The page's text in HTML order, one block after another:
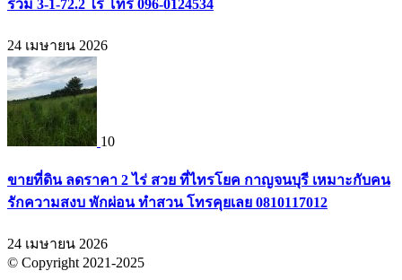
รวม 3-1-72.2 ไร่ โทร 096-0124534
24 เมษายน 2026
10
ขายที่ดิน ลดราคา 2 ไร่ สวย ที่ไทรโยค กาญจนบุรี เหมาะกับคน
รักความสงบ พักผ่อน ทำสวน โทรคุยเลย 0810117012
24 เมษายน 2026
© Copyright 2021-2025